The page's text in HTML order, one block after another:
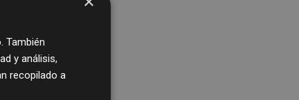
También
y análisis,
recopilado a